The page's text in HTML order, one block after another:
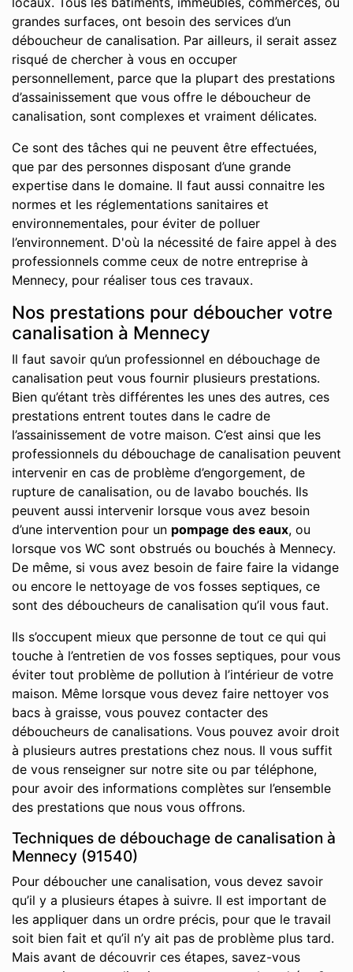
grandes surfaces, ont besoin des services d’un
déboucheur de canalisation. Par ailleurs, il serait assez
risqué de chercher à vous en occuper
personnellement, parce que la plupart des prestations
d’assainissement que vous offre le déboucheur de
canalisation, sont complexes et vraiment délicates.
Ce sont des tâches qui ne peuvent être effectuées,
que par des personnes disposant d’une grande
expertise dans le domaine. Il faut aussi connaitre les
normes et les réglementations sanitaires et
environnementales, pour éviter de polluer
l’environnement. D'où la nécessité de faire appel à des
professionnels comme ceux de notre entreprise à
Mennecy, pour réaliser tous ces travaux.
Nos prestations pour déboucher votre
canalisation à Mennecy
Il faut savoir qu’un professionnel en débouchage de
canalisation peut vous fournir plusieurs prestations.
Bien qu’étant très différentes les unes des autres, ces
prestations entrent toutes dans le cadre de
l’assainissement de votre maison. C’est ainsi que les
professionnels du débouchage de canalisation peuvent
intervenir en cas de problème d’engorgement, de
rupture de canalisation, ou de lavabo bouchés. Ils
peuvent aussi intervenir lorsque vous avez besoin
d’une intervention pour un pompage des eaux, ou
lorsque vos WC sont obstrués ou bouchés à Mennecy.
De même, si vous avez besoin de faire faire la vidange
ou encore le nettoyage de vos fosses septiques, ce
sont des déboucheurs de canalisation qu’il vous faut.
Ils s’occupent mieux que personne de tout ce qui qui
touche à l’entretien de vos fosses septiques, pour vous
éviter tout problème de pollution à l’intérieur de votre
maison. Même lorsque vous devez faire nettoyer vos
bacs à graisse, vous pouvez contacter des
déboucheurs de canalisations. Vous pouvez avoir droit
à plusieurs autres prestations chez nous. Il vous suffit
de vous renseigner sur notre site ou par téléphone,
pour avoir des informations complètes sur l’ensemble
des prestations que nous vous offrons.
Techniques de débouchage de canalisation à
Mennecy (91540)
Pour déboucher une canalisation, vous devez savoir
qu’il y a plusieurs étapes à suivre. Il est important de
les appliquer dans un ordre précis, pour que le travail
soit bien fait et qu’il n’y ait pas de problème plus tard.
Mais avant de découvrir ces étapes, savez-vous